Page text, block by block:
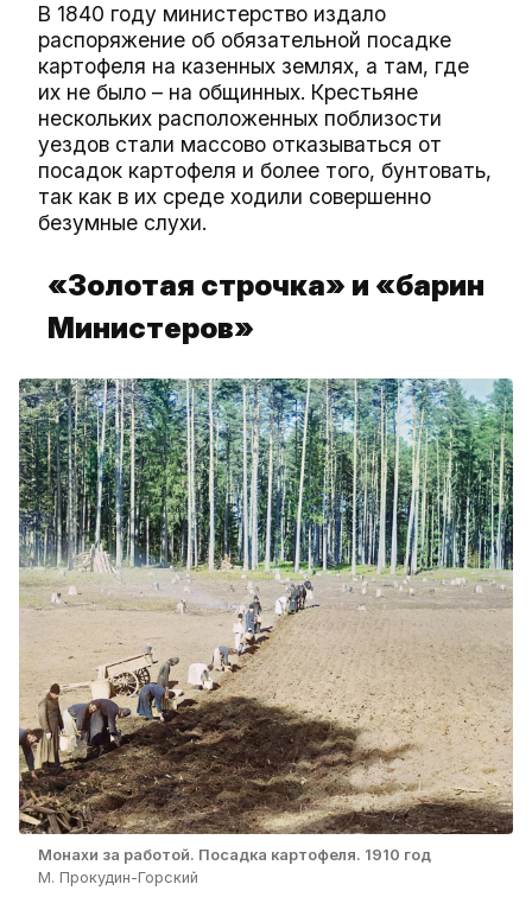
В 1840 году министерство издало
распоряжение об обязательной посадке
картофеля на казенных землях, а там, где
их не было – на общинных. Крестьяне
нескольких расположенных поблизости
уездов стали массово отказываться от
посадок картофеля и более того, бунтовать,
так как в их среде ходили совершенно
безумные слухи.
«Золотая строчка» и «барин
Министеров»
Монахи за работой. Посадка картофеля. 1910 год
М. Прокудин-Горский